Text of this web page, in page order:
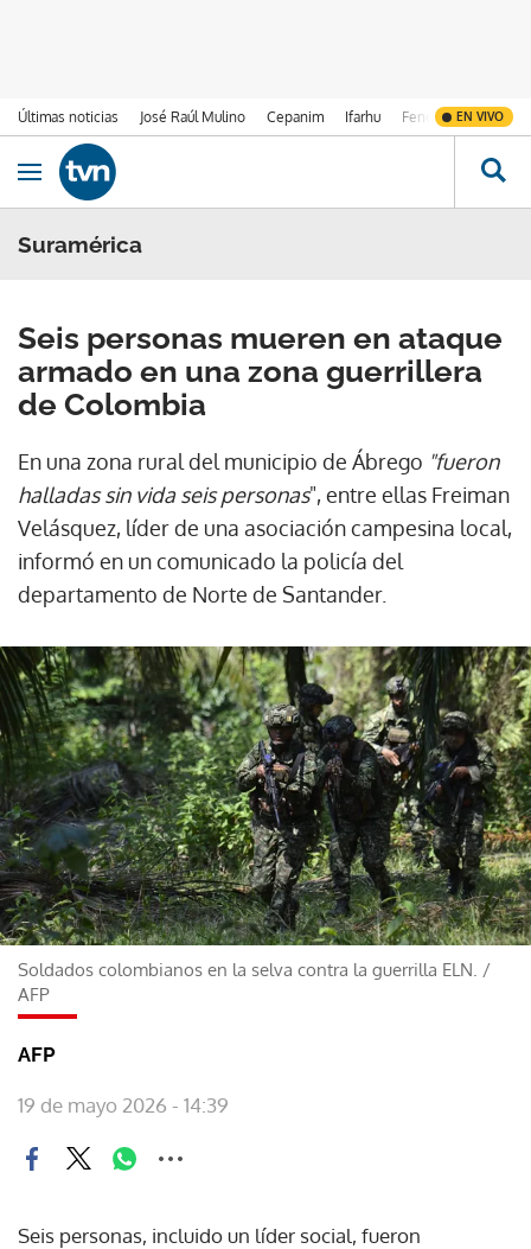
Últimas noticias José Raúl Mulino Cepanim Ifarhu Fenómeno de El
EN VIVO
Ir al contenido
Obrir navegació
Suramérica
Seis personas mueren en ataque
armado en una zona guerrillera
de Colombia
En una zona rural del municipio de Ábrego "fueron
halladas sin vida seis personas", entre ellas Freiman
Velásquez, líder de una asociación campesina local,
informó en un comunicado la policía del
departamento de Norte de Santander.
Soldados colombianos en la selva contra la guerrilla ELN. /
AFP
AFP
19 de mayo 2026 - 14:39
Seis personas, incluido un líder social, fueron